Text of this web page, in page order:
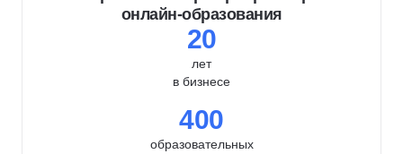
онлайн-образования
20
лет
в бизнесе
400
образовательных